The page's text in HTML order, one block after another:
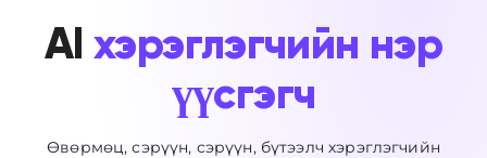
AI хэрэглэгчийн нэр
үүсгэгч
Өвөрмөц, сэрүүн, сэрүүн, бүтээлч хэрэглэгчийн